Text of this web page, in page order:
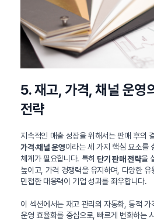
5. 재고, 가격, 채널 운영
전략
지속적인 매출 성장을 위해서는 판매 후의
가격·채널 운영이라는 세 가지 핵심 요소를
체계가 필요합니다. 특히 단기 판매 전략을
높이고, 가격 경쟁력을 유지하며, 다양한
민첩한 대응력이 기업 성과를 좌우합니다.
이 섹션에서는 재고 관리의 자동화, 동적 가
운영 효율화를 중심으로, 빠르게 변화하는